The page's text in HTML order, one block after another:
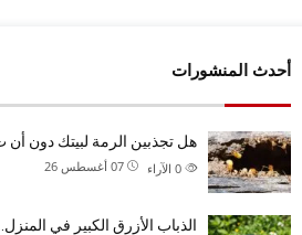
أحدث المنشورات
هل تجذبين الرمة لبيتك دون أن
07 أغسطس 26 الآراء
الذباب الأزرق الكبير في المنزل…